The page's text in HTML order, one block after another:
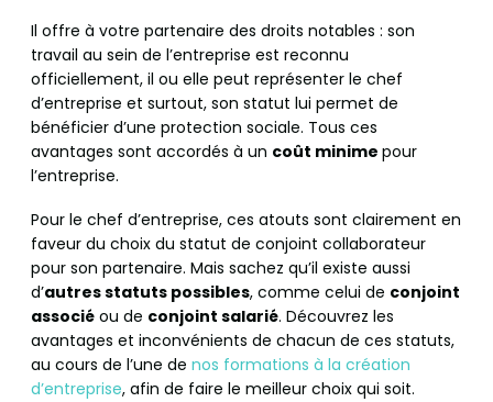
Il offre à votre partenaire des droits notables : son
travail au sein de l’entreprise est reconnu
officiellement, il ou elle peut représenter le chef
d’entreprise et surtout, son statut lui permet de
bénéficier d’une protection sociale. Tous ces
avantages sont accordés à un coût minime pour
l’entreprise.
Pour le chef d’entreprise, ces atouts sont clairement en
faveur du choix du statut de conjoint collaborateur
pour son partenaire. Mais sachez qu’il existe aussi
d’autres statuts possibles, comme celui de conjoint
associé ou de conjoint salarié. Découvrez les
avantages et inconvénients de chacun de ces statuts,
au cours de l’une de nos formations à la création
d’entreprise, afin de faire le meilleur choix qui soit.